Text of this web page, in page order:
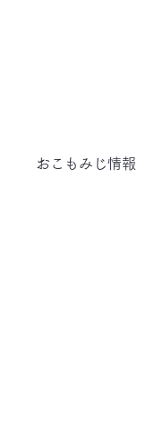
おこもみじ情報